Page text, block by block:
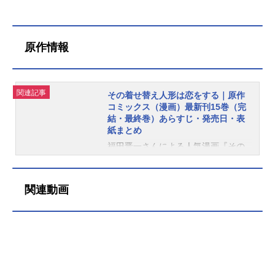
原作情報
関連記事
その着せ替え人形は恋をする｜原作
コミックス（漫画）最新刊15巻（完
結・最終巻）あらすじ・発売日・表
紙まとめ
福田晋一さんによる人気漫画『その
た。こちらでは、『その着せ替え人
関連動画